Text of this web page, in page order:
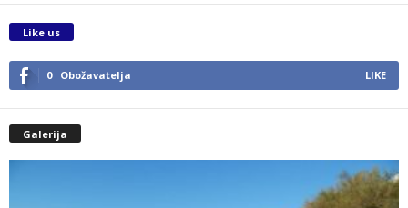
Like us
0 Obožavatelja LIKE
Galerija